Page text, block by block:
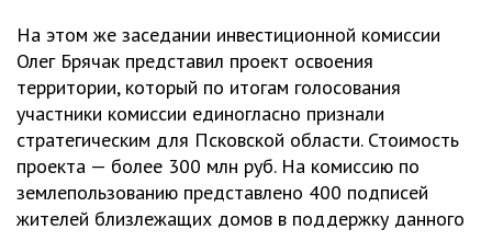
На этом же заседании инвестиционной комиссии
Олег Брячак представил проект освоения
территории, который по итогам голосования
участники комиссии единогласно признали
стратегическим для Псковской области. Стоимость
проекта — более 300 млн руб. На комиссию по
землепользованию представлено 400 подписей
жителей близлежащих домов в поддержку данного